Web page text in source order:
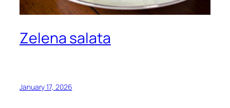
Zelena salata
January 17, 2026